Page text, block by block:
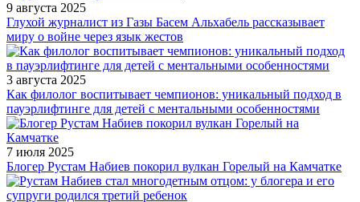
9 августа 2025
Глухой журналист из Газы Басем Альхабель рассказывает
миру о войне через язык жестов
3 августа 2025
Как филолог воспитывает чемпионов: уникальный подход в
пауэрлифтинге для детей с ментальными особенностями
7 июля 2025
Блогер Рустам Набиев покорил вулкан Горелый на Камчатке